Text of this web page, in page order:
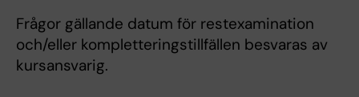
Frågor gällande datum för restexamination
och/eller kompletteringstillfällen besvaras av
kursansvarig.